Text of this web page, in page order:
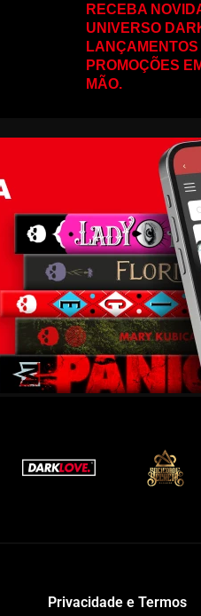
RECEBA
UNIVERSO
LANÇAMENTOS
PROMOÇÕES
MÃO.
Privacidade e Termos